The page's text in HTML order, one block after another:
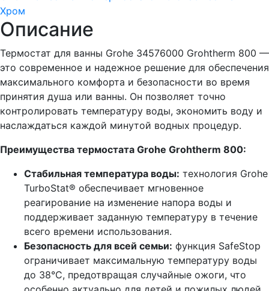
Хром
Описание
Термостат для ванны Grohe 34576000 Grohtherm 800 —
это современное и надежное решение для обеспечения
максимального комфорта и безопасности во время
принятия душа или ванны. Он позволяет точно
контролировать температуру воды, экономить воду и
наслаждаться каждой минутой водных процедур.
Преимущества термостата Grohe Grohtherm 800:
Стабильная температура воды: технология Grohe
TurboStat® обеспечивает мгновенное
реагирование на изменение напора воды и
поддерживает заданную температуру в течение
всего времени использования.
Безопасность для всей семьи: функция SafeStop
ограничивает максимальную температуру воды
до 38°C, предотвращая случайные ожоги, что